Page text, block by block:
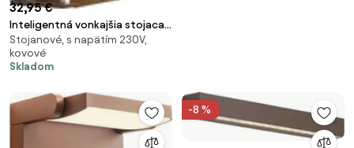
32,95 €
Inteligentná vonkajšia stojaca
lampa hrdzavo hnedá 30 cm
IP44 vrátane WiFi GU10 - Baleno
Stojanové, s napätím 230V,
kovové
Skladom
-8 %